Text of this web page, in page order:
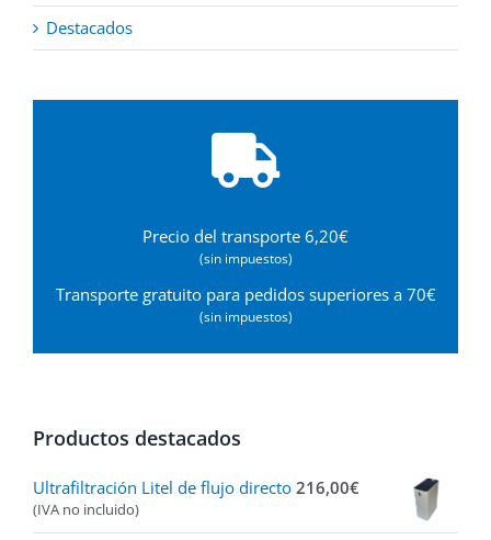
Destacados
Precio del transporte 6,20€
(sin impuestos)
Transporte gratuito para pedidos superiores a 70€
(sin impuestos)
Productos destacados
Ultrafiltración Litel de flujo directo 216,00€
(IVA no incluido)